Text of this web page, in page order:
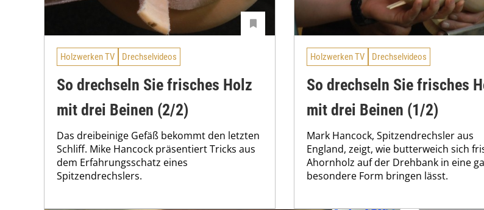
Holzwerken TV Drechselvideos
So drechseln Sie frisches Holz
mit drei Beinen (2/2)
Das dreibeinige Gefäß bekommt den letzten
Schliff. Mike Hancock präsentiert Tricks aus
dem Erfahrungsschatz eines
Spitzendrechslers.
Holzwerken TV Drechselvideos
So drechseln Sie frisches
mit drei Beinen (1/2)
Mark Hancock, Spitzendrechsler aus
England, zeigt, wie butterweich sich
Ahornholz auf der Drehbank in eine
besondere Form bringen lässt.